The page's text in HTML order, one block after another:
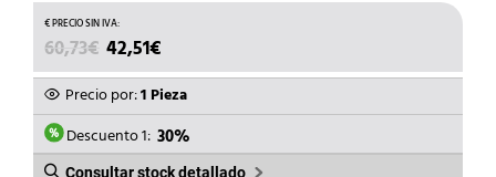
60,73€ EL
PRECIO
ORIGINAL
ERA:
60,73€.
42,51€
PRECIO
ACTUAL
ES:
42,51€.
Precio por:1 Pieza
Descuento 1: 30%
Consultar stock detallado